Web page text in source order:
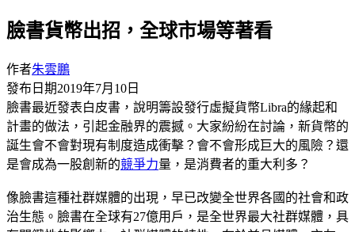
臉書貨幣出招，全球市場等著看
作者朱雲鵬
發布日期2019年7月10日
臉書最近發表白皮書，說明籌設發行虛擬貨幣Libra的緣起和
計畫的做法，引起金融界的震撼。大家紛紛在討論，新貨幣的
誕生會不會對現有制度造成衝擊？會不會形成巨大的風險？還
是會成為一股創新的競爭力量，是消費者的重大利多？
像臉書這種社群媒體的出現，早已改變全世界各國的社會和政
治生態。臉書在全球有27億用戶，是全世界最大社群媒體，具